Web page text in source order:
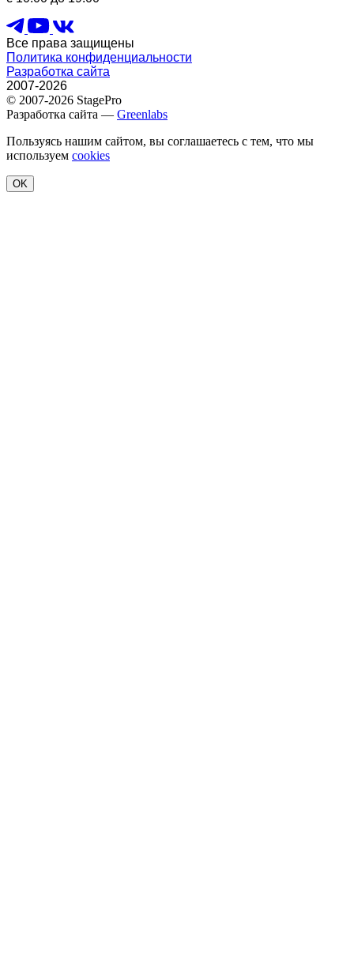
Все права защищены
Политика конфиденциальности
Разработка сайта
2007-2026
© 2007-2026 StagePro
Разработка сайта — Greenlabs
Пользуясь нашим сайтом, вы соглашаетесь с тем, что мы
используем cookies
OK